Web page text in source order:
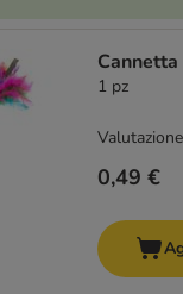
1 pz
0,49 €